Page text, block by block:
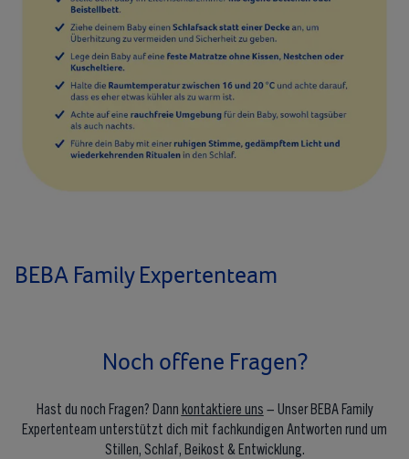
BEBA Family Expertenteam
Noch offene Fragen?
Hast du noch Fragen? Dann kontaktiere uns – Unser BEBA Family
Expertenteam unterstützt dich mit fachkundigen Antworten rund um
Stillen, Schlaf, Beikost & Entwicklung.